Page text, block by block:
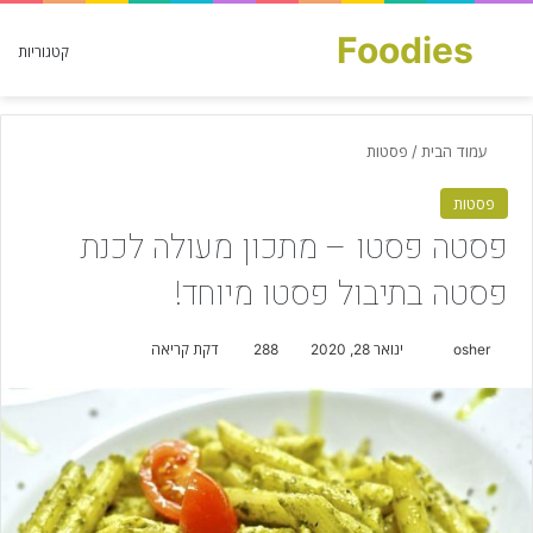
קטגוריות Foodies
חפש עבור
עמוד הבית / פסטות
פסטות
פסטה פסטו – מתכון מעולה לכנת
פסטה בתיבול פסטו מיוחד!
osher
n
a
n
e
ינואר 28, 2020 288 דקת קריאה